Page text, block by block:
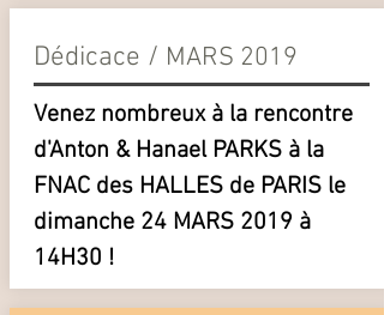
Dédicace / MARS 2019
Venez nombreux à la rencontre
d'Anton & Hanael PARKS à la
FNAC des HALLES de PARIS le
dimanche 24 MARS 2019 à
14H30 !